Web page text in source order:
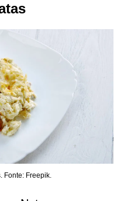
Fonte: Freepik.